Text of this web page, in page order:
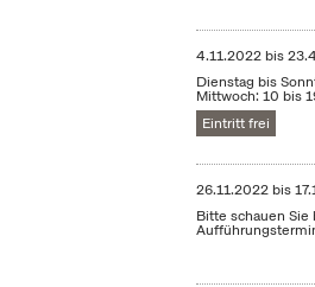
4.11.2022 bis
Dienstag bis
Mittwoch: 10 bis
Eintritt frei
26.11.2022 bis
Bitte schauen